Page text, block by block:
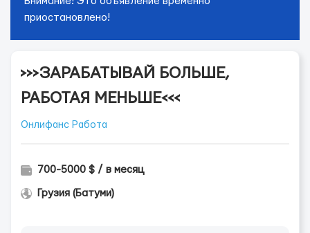
приостановлено!
>>>ЗАРАБАТЫВАЙ БОЛЬШЕ,
РАБОТАЯ МЕНЬШЕ<<<
Онлифанс Работа
700-5000 $ / в месяц
Грузия (Батуми)